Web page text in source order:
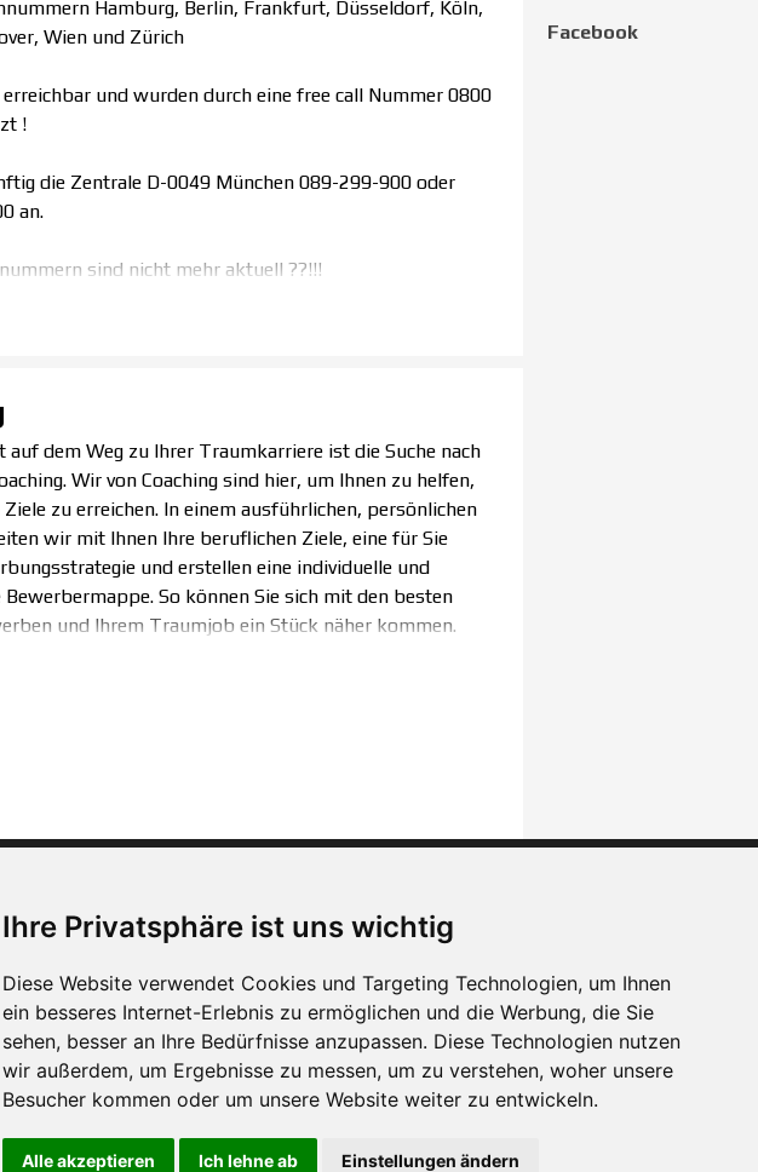
Ihre Privatsphäre ist uns wichtig
Diese Website verwendet Cookies und Targeting Technologien, um Ihnen
ein besseres Internet-Erlebnis zu ermöglichen und die Werbung, die Sie
sehen, besser an Ihre Bedürfnisse anzupassen. Diese Technologien nutzen
wir außerdem, um Ergebnisse zu messen, um zu verstehen, woher unsere
Besucher kommen oder um unsere Website weiter zu entwickeln.
Alle akzeptieren Ich lehne ab Einstellungen ändern
Hamburg, Berlin, Frankfurt, Düsseldorf, Köln,
Wien und Zürich
und wurden durch eine free call Nummer 0800
!
die Zentrale D-0049 München 089-299-900 oder
an.
sind nicht mehr aktuell ??!!!
auf dem Weg zu Ihrer Traumkarriere ist die Suche nach
Wir von Coaching sind hier, um Ihnen zu helfen,
zu erreichen. In einem ausführlichen, persönlichen
wir mit Ihnen Ihre beruflichen Ziele, eine für Sie
und erstellen eine individuelle und
So können Sie sich mit den besten
und Ihrem Traumjob ein Stück näher kommen.
Facebook
von Agentur
begann.
Impressum
Datenschutzerklärung